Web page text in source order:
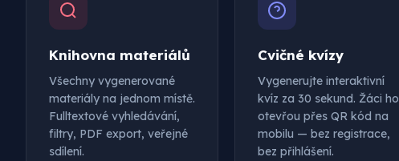
Knihovna materiálů
Všechny vygenerované
materiály na jednom místě.
Fulltextové vyhledávání,
filtry, PDF export, veřejné
sdílení.
Cvičné kvízy
Vygenerujte interaktivní
kvíz za 30 sekund. Žáci ho
otevřou přes QR kód na
mobilu — bez registrace,
bez přihlášení.